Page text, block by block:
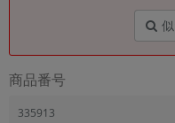
商品番号
335913
メーカー
「Apple」「SONY」「SHARP」など